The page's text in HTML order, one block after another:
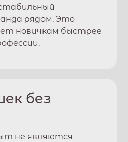
рядом. Это
новичкам быстрее
без
не являются